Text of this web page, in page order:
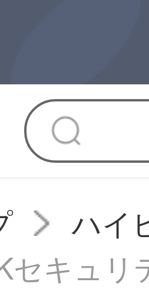
ハイ
セキュリ